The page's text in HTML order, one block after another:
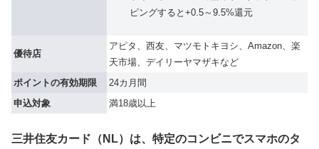
ピングすると+0.5～9.5%還元
優待店
アピタ、西友、マツモトキヨシ、Amazon、楽
天市場、デイリーヤマザキなど
ポイントの有効期限
24カ月間
申込対象
満18歳以上
三井住友カード（NL）は、特定のコンビニでスマホのタ